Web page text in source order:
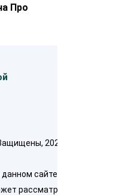
Про
2026
сайте предназначена
рассматриваться как